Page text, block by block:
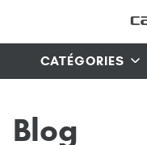
CATÉGORIES
Blog